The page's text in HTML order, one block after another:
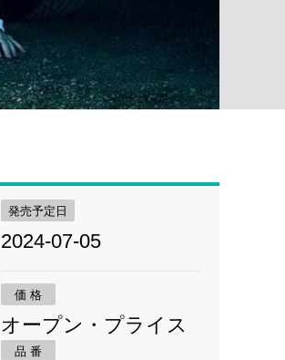
発売予定日
2024-07-05
価 格
オープン・プライス
品 番